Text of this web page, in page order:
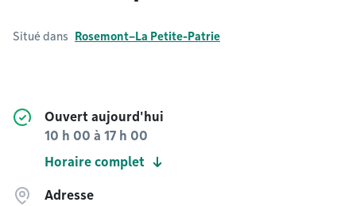
Situé dans Rosemont–La Petite-Patrie
Ouvert aujourd'hui
10 h 00 à 17 h 00
Horaire complet
Adresse